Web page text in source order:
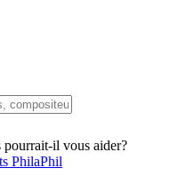
pourrait-il vous aider?
PhilaPhil